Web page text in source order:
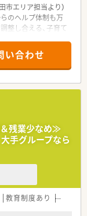
ネジメント職への
市エリア担当より）
のヘルプ体制も万
整し合える、子育て
日平均150枚ほど
す。
らベテランまで多く
。
ており個人宅から
す。
を目指して即戦力
す。
ができる方を求め
。
にコミュニケーシ
い合わせ
＆残業少なめ≫
手グループなら
教育制度あり シフト